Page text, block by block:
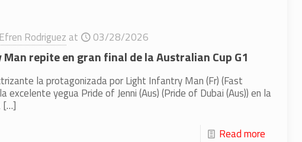
Efren Rodriguez at 03/28/2026
repite en gran final de la Australian Cup G1
la protagonizada por Light Infantry Man (Fr) (Fast
excelente yegua Pride of Jenni (Aus) (Pride of Dubai (Aus)) en la
[…]
Read more